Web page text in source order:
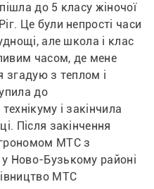
пішла до 5 класу жіночої
Це були непрості часи
але школа і клас
часом, де мене
згадую з теплом і
до
і закінчила
Після закінчення
МТС з
Ново-Бузькому районі
МТС